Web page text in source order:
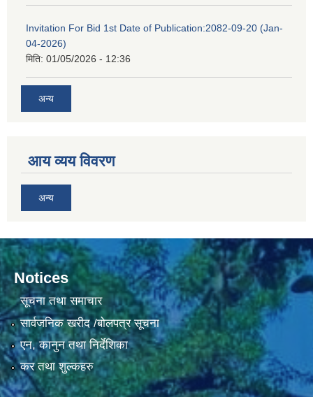
Invitation For Bid 1st Date of Publication:2082-09-20 (Jan-
04-2026)
मिति: 01/05/2026 - 12:36
अन्य
आय व्यय विवरण
अन्य
Notices
सूचना तथा समाचार
सार्वजनिक खरीद /बोलपत्र सूचना
एन, कानुन तथा निर्देशिका
कर तथा शुल्कहरु